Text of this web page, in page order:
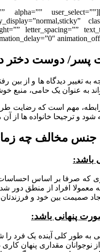
alpha=”” user_select=””
letter_spacing=””
پسر/ دوست
به تغییر دیدگاه ها و از
به عنوان یک حامی، منبع
رابطه، مهم است که رضایت
و ترجیحا خانواده ها از آن
با جنس مخالف چه
باشد:
که صرفا بر اساس
افراد از منطق دور
صمیمت بین خود و
پنهانی باشد:
به طور کلی آینده یک فرد را
نوجوانان مقداری پنهان